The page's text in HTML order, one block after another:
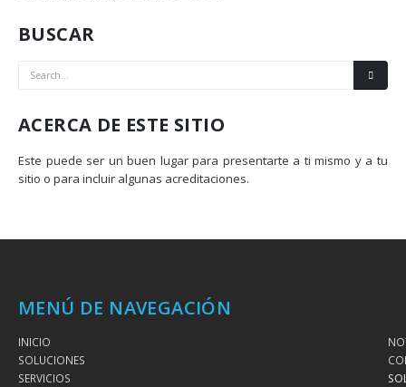
BUSCAR
ACERCA DE ESTE SITIO
Este puede ser un buen lugar para presentarte a ti mismo y a tu
sitio o para incluir algunas acreditaciones.
MENÚ DE NAVEGACIÓN
INICIO
SOLUCIONES
SERVICIOS